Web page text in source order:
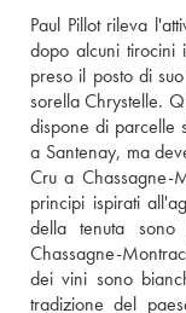
Paul Pillot rileva
dopo alcuni tirocini
preso il posto di
sorella Chrystelle.
dispone di parcelle
a Santenay, ma
Cru a Chassagne-
principi ispirati
della tenuta
Chassagne-
dei vini sono
tradizione del